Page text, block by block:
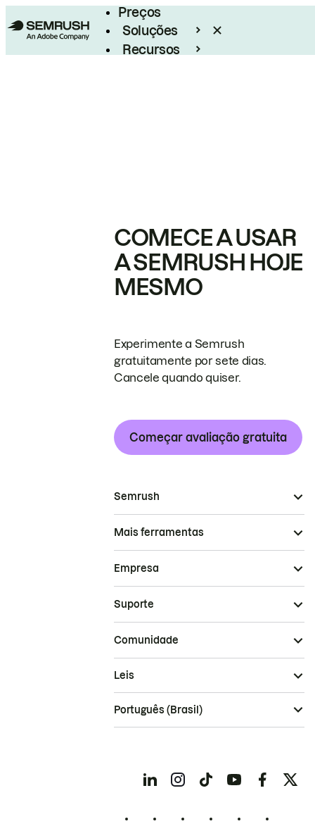
Preços
Soluções
Recursos
COMECE A USAR
A SEMRUSH HOJE
MESMO
Experimente a Semrush
gratuitamente por sete dias.
Cancele quando quiser.
Começar avaliação gratuita
Semrush
Mais ferramentas
Empresa
Suporte
Comunidade
Leis
Português (Brasil)